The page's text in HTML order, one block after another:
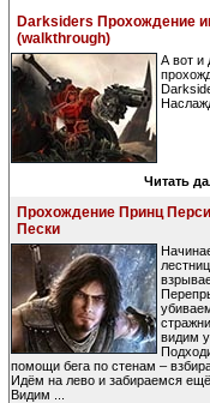
Darksiders Прохождение
(walkthrough)
А вот и
Читать
Прохождение Принц
Пески
видим
помощи бега по стенам –
Идём на лево и забираемся ещё
Видим ...